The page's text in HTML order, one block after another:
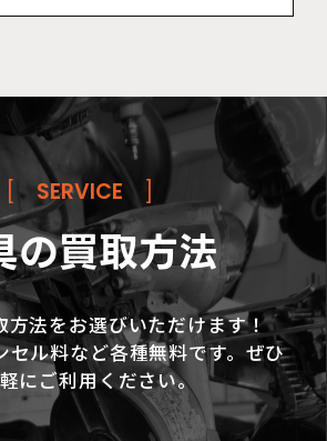
SERVICE
の買取方法
方法をお選びいただけます！
セル料など各種無料です。ぜひ
にご利用ください。